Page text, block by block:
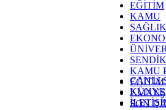
CANLI
KÜNYE
EĞİTİM
KAMU
SAĞLIK
KAMU
EĞİTİM
SON